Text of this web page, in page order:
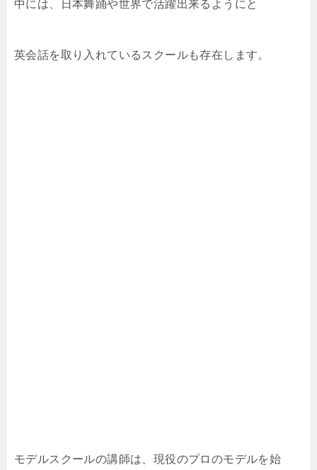
中には、日本舞踊や世界で活躍出来るようにと
英会話を取り入れているスクールも存在します。
モデルスクールの講師は、現役のプロのモデルを始